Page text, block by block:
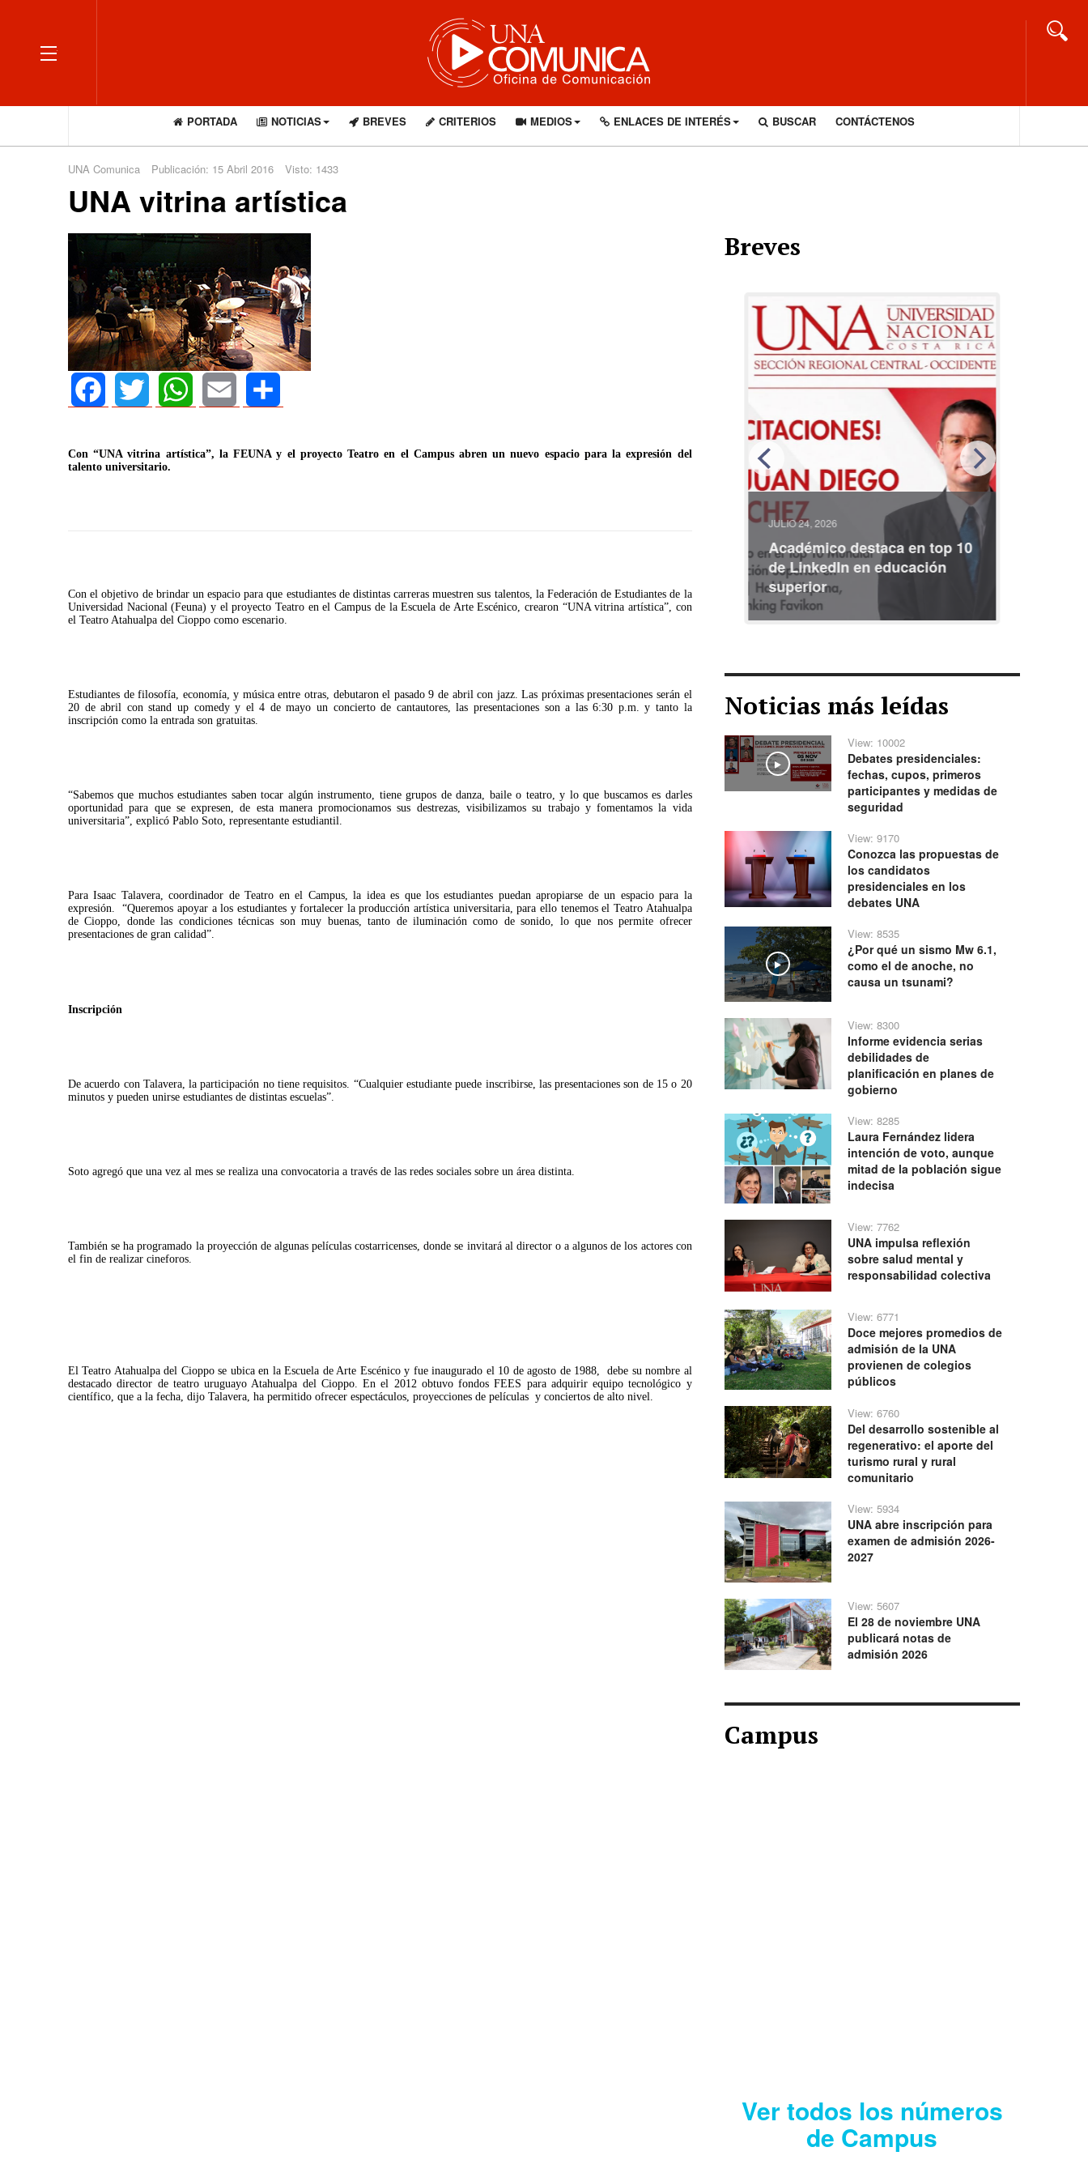
OFF CANVAS
PORTADA NOTICIAS BREVES CRITERIOS MEDIOS ENLACES DE INTERÉS BUSCAR CONTÁCTENOS
UNA Comunica Publicación: 15 Abril 2016 Visto: 1433
UNA vitrina artística
Con “UNA vitrina artística”, la FEUNA y el proyecto Teatro en el Campus abren un nuevo espacio para la expresión del
talento universitario.
Con el objetivo de brindar un espacio para que estudiantes de distintas carreras muestren sus talentos, la Federación de Estudiantes de la
Universidad Nacional (Feuna) y el proyecto Teatro en el Campus de la Escuela de Arte Escénico, crearon “UNA vitrina artística”, con
el Teatro Atahualpa del Cioppo como escenario.
Estudiantes de filosofía, economía, y música entre otras, debutaron el pasado 9 de abril con jazz. Las próximas presentaciones serán el
20 de abril con stand up comedy y el 4 de mayo un concierto de cantautores, las presentaciones son a las 6:30 p.m. y tanto la
inscripción como la entrada son gratuitas.
“Sabemos que muchos estudiantes saben tocar algún instrumento, tiene grupos de danza, baile o teatro, y lo que buscamos es darles
oportunidad para que se expresen, de esta manera promocionamos sus destrezas, visibilizamos su trabajo y fomentamos la vida
universitaria”, explicó Pablo Soto, representante estudiantil.
Para Isaac Talavera, coordinador de Teatro en el Campus, la idea es que los estudiantes puedan apropiarse de un espacio para la
expresión. “Queremos apoyar a los estudiantes y fortalecer la producción artística universitaria, para ello tenemos el Teatro Atahualpa
de Cioppo, donde las condiciones técnicas son muy buenas, tanto de iluminación como de sonido, lo que nos permite ofrecer
presentaciones de gran calidad”.
Inscripción
De acuerdo con Talavera, la participación no tiene requisitos. “Cualquier estudiante puede inscribirse, las presentaciones son de 15 o 20
minutos y pueden unirse estudiantes de distintas escuelas”.
Soto agregó que una vez al mes se realiza una convocatoria a través de las redes sociales sobre un área distinta.
También se ha programado la proyección de algunas películas costarricenses, donde se invitará al director o a algunos de los actores con
el fin de realizar cineforos.
El Teatro Atahualpa del Cioppo se ubica en la Escuela de Arte Escénico y fue inaugurado el 10 de agosto de 1988, debe su nombre al
destacado director de teatro uruguayo Atahualpa del Cioppo. En el 2012 obtuvo fondos FEES para adquirir equipo tecnológico y
científico, que a la fecha, dijo Talavera, ha permitido ofrecer espectáculos, proyecciones de películas y conciertos de alto nivel.
Breves
Consejo Universitario llama a
defender la democracia
cuando hubo esfuerzo
JULIO 24, 2026
Académico destaca en top 10
de LinkedIn en educación
superior
Noticias más leídas
Play
View: 10002
Debates presidenciales:
fechas, cupos, primeros
participantes y medidas de
seguridad
View: 9170
Conozca las propuestas de
los candidatos
presidenciales en los
debates UNA
Play
View: 8535
¿Por qué un sismo Mw 6.1,
como el de anoche, no
causa un tsunami?
View: 8300
Informe evidencia serias
debilidades de
planificación en planes de
gobierno
View: 8285
Laura Fernández lidera
intención de voto, aunque
mitad de la población sigue
indecisa
View: 7762
UNA impulsa reflexión
sobre salud mental y
responsabilidad colectiva
View: 6771
Doce mejores promedios de
admisión de la UNA
provienen de colegios
públicos
View: 6760
Del desarrollo sostenible al
regenerativo: el aporte del
turismo rural y rural
comunitario
View: 5934
UNA abre inscripción para
examen de admisión 2026-
2027
View: 5607
El 28 de noviembre UNA
publicará notas de
admisión 2026
Campus
Ver todos los números
de Campus